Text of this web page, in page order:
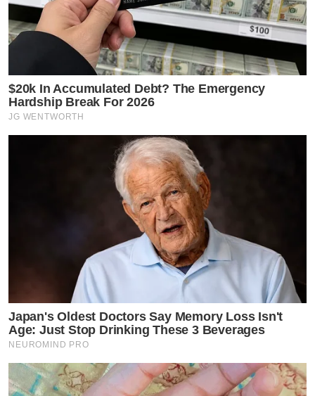
$20k In Accumulated Debt? The Emergency
Hardship Break For 2026
JG WENTWORTH
Japan's Oldest Doctors Say Memory Loss Isn't
Age: Just Stop Drinking These 3 Beverages
NEUROMIND PRO